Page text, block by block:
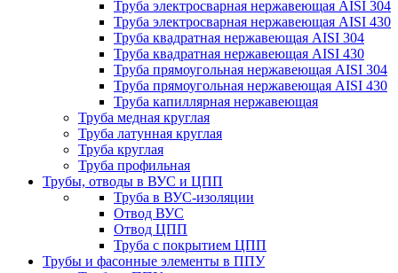
Труба электросварная нержавеющая AISI 304
Труба электросварная нержавеющая AISI 430
Труба квадратная нержавеющая AISI 304
Труба квадратная нержавеющая AISI 430
Труба прямоугольная нержавеющая AISI 304
Труба прямоугольная нержавеющая AISI 430
Труба капиллярная нержавеющая
Труба медная круглая
Труба латунная круглая
Труба круглая
Труба профильная
Трубы, отводы в ВУС и ЦПП
Труба в ВУС-изоляции
Отвод ВУС
Отвод ЦПП
Труба с покрытием ЦПП
Трубы и фасонные элементы в ППУ